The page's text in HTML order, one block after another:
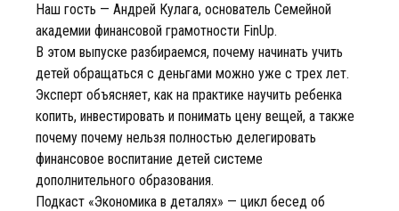
Наш гость — Андрей Кулага, основатель Семейной
академии финансовой грамотности FinUp.
В этом выпуске разбираемся, почему начинать учить
детей обращаться с деньгами можно уже с трех лет.
Эксперт объясняет, как на практике научить ребенка
копить, инвестировать и понимать цену вещей, а также
почему почему нельзя полностью делегировать
финансовое воспитание детей системе
дополнительного образования.
Подкаст «Экономика в деталях» — цикл бесед об